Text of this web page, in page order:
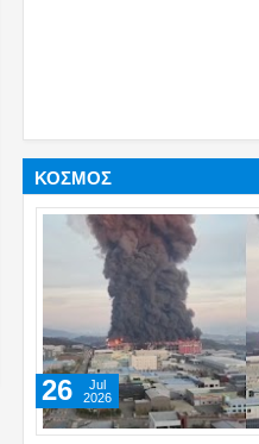
ΚΟΣΜΟΣ
26
Jul
2026